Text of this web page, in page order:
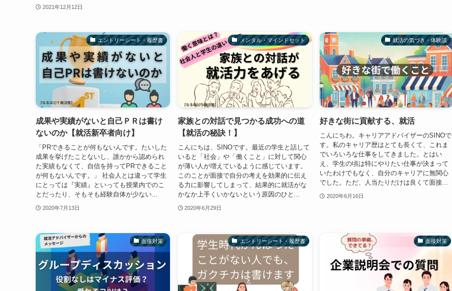
2021年12月12日
エントリーシート・履歴書
成果や実績がないと自己ＰＲは書け
ないのか【就活新卒者向け】
「PRできることが何もないんです。たいした
成果を挙げたことないし、誰かから認められ
た実績もなくて、自信を持ってPRできること
が何もないんです。」 社会人とは違って学生
にとっては『実績』といっても授業内でのこ
とだったり、そもそも経験自体が少ない...
2020年7月13日
メンタル・マインドセット
家族との対話で見つかる成功への道
【就活の秘訣！】
こんにちは、SINOです。最近の学生と話して
いると「社会」や「働くこと」に対して関心
が薄い人が増えているように感じています。
このことが面接で自分の考えを効果的に伝え
る力に影響してしまって、結果的に就活がな
かなか上手くいかないという原因のひと...
2020年6月29日
就活の気づき・体験談
好きな街に貢献する、就活
こんにちわ。キャリアアドバイザーのSINOで
す。私のキャリア歴はとても長くて、これま
でいろいろな仕事をしてきました。とはい
え、学生の頃は特にやりたい仕事が決まって
いたわけでもなく、自分のキャリアに無関心
でした。ただ、人当たりだけは良くて面接...
2020年6月16日
面接対策 エントリーシート・履歴書 面接対策